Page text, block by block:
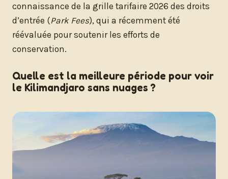
connaissance de la grille tarifaire 2026 des droits
d’entrée (Park Fees), qui a récemment été
réévaluée pour soutenir les efforts de
conservation.
Quelle est la meilleure période pour voir
le Kilimandjaro sans nuages ?